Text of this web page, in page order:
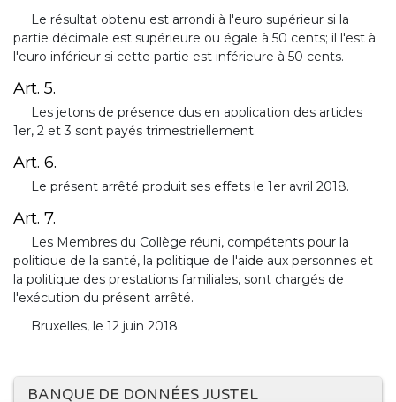
Le résultat obtenu est arrondi à l'euro supérieur si la
partie décimale est supérieure ou égale à 50 cents; il l'est à
l'euro inférieur si cette partie est inférieure à 50 cents.
Art. 5.
Les jetons de présence dus en application des articles
1er, 2 et 3 sont payés trimestriellement.
Art. 6.
Le présent arrêté produit ses effets le 1er avril 2018.
Art. 7.
Les Membres du Collège réuni, compétents pour la
politique de la santé, la politique de l'aide aux personnes et
la politique des prestations familiales, sont chargés de
l'exécution du présent arrêté.
Bruxelles, le 12 juin 2018.
BANQUE DE DONNÉES JUSTEL